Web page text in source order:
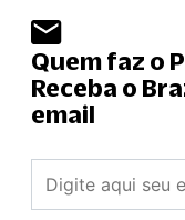
Quem faz o
Receba o
email